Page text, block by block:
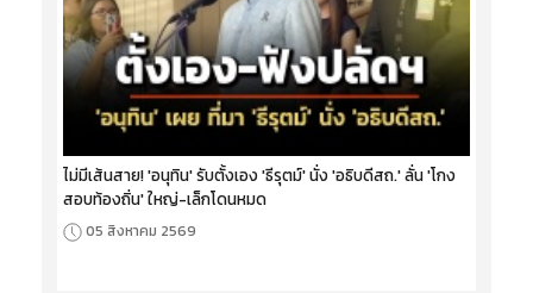
ไม่มีเส้นสาย! 'อนุทิน' รับตั้งเอง 'ธีรุตม์' นั่ง 'อธิบดีสถ.' ลั่น 'โกง
สอบท้องถิ่น' ใหญ่-เล็กโดนหมด
05 สิงหาคม 2569